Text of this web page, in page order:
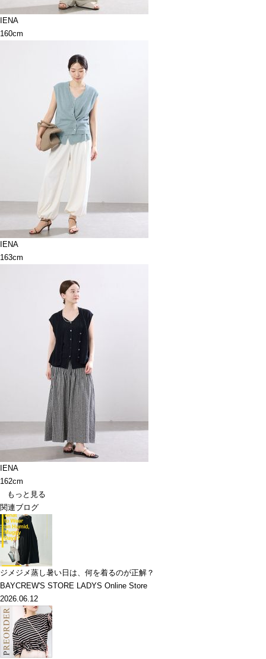
IENA
160cm
IENA
163cm
IENA
162cm
もっと見る
関連ブログ
ジメジメ蒸し暑い日は、何を着るのが正解？
BAYCREW'S STORE LADYS Online Store
2026.06.12